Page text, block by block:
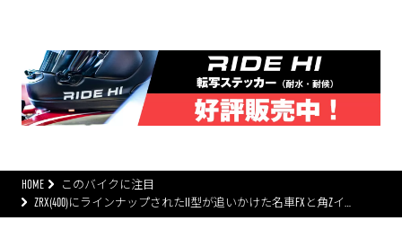
HOME
このバイクに注目
ZRX(400)にラインナップされたII型が追いかけた名車FXと角Zイ…